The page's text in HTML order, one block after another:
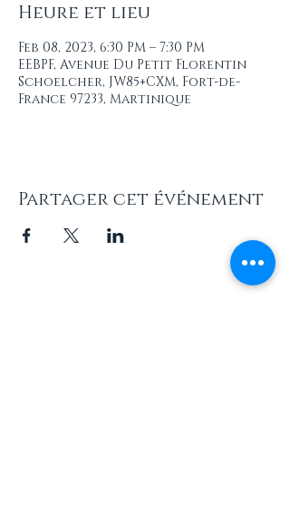
Heure et lieu
Feb 08, 2023, 6:30 PM – 7:30 PM
EEBPF, Avenue Du Petit Florentin
Schoelcher, JW85+CXM, Fort-de-
France 97233, Martinique
Partager cet événement